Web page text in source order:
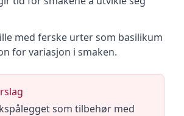
med ferske urter som basilikum
for variasjon i smaken.
som tilbehør med